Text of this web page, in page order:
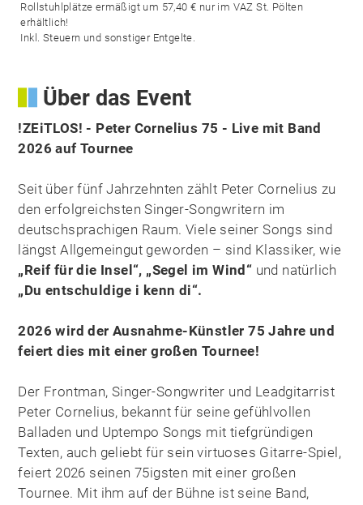
Rollstuhlplätze ermäßigt um 57,40 € nur im VAZ St. Pölten
erhältlich!
Inkl. Steuern und sonstiger Entgelte.
Über das Event
!ZEiTLOS! - Peter Cornelius 75 - Live mit Band
2026 auf Tournee
Seit über fünf Jahrzehnten zählt Peter Cornelius zu
den erfolgreichsten Singer-Songwritern im
deutschsprachigen Raum. Viele seiner Songs sind
längst Allgemeingut geworden – sind Klassiker, wie
„Reif für die Insel“, „Segel im Wind“ und natürlich
„Du entschuldige i kenn di“.
2026 wird der Ausnahme-Künstler 75 Jahre und
feiert dies mit einer großen Tournee!
Der Frontman, Singer-Songwriter und Leadgitarrist
Peter Cornelius, bekannt für seine gefühlvollen
Balladen und Uptempo Songs mit tiefgründigen
Texten, auch geliebt für sein virtuoses Gitarre-Spiel,
feiert 2026 seinen 75igsten mit einer großen
Tournee. Mit ihm auf der Bühne ist seine Band,